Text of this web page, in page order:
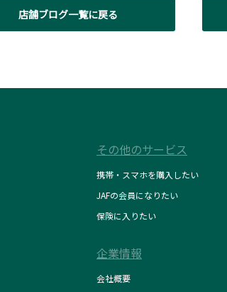
店舗ブログ一覧に戻る
その他のサービス
携帯・スマホを購入したい
JAFの会員になりたい
保険に入りたい
企業情報
会社概要